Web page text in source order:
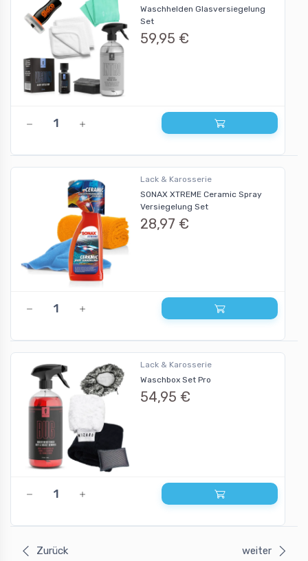
Waschhelden Glasversiegelung
Set
59,95 €
Lack & Karosserie
SONAX XTREME Ceramic Spray
Versiegelung Set
28,97 €
Lack & Karosserie
Waschbox Set Pro
54,95 €
Zurück weiter